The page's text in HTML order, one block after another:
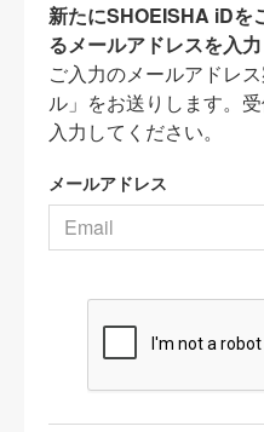
新たにSHOEISHA iDを
るメールアドレスを入力
ご入力のメールアドレ
ル」をお送りします。
入力してください。
メールアドレス